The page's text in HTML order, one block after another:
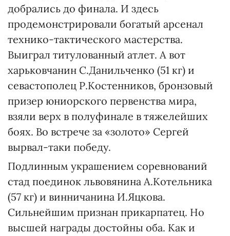
добрались до финала. И здесь
продемонстрировали богатый арсенал
технико-тактического мастерства.
Выиграл титулованный атлет. А вот
харьковчанин С.Данильченко (51 кг) и
севастополец Р.Костенников, бронзовый
призер юниорского первенства мира,
взяли верх в полуфинале в тяжелейших
боях. Во встрече за «золото» Сергей
вырвал-таки победу.
Подлинным украшением соревнований
стад поединок львовянина А.Котельника
(57 кг) и винничанина И.Яцкова.
Сильнейшим признан прикарпатец. Но
высшей награды достойны оба. Как и